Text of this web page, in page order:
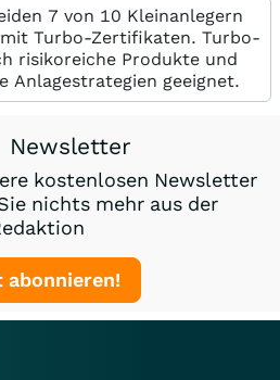
7 von 10 Kleinanlegern
Turbo-Zertifikaten. Turbo-
risikoreiche Produkte und
Anlagestrategien geeignet.
Newsletter
kostenlosen Newsletter
nichts mehr aus der
abonnieren!